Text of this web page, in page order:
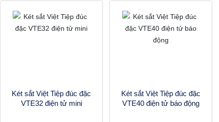
Két sắt Việt Tiệp đúc đặc
VTE32 điện tử mini
Két sắt Việt Tiệp đúc đặc
VTE40 điện tử báo động